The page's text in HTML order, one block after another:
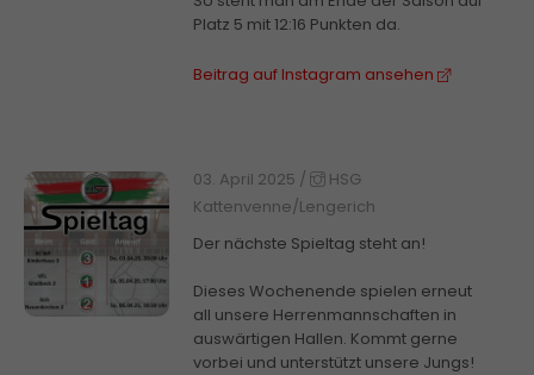
Platz 5 mit 12:16 Punkten da.
Beitrag auf Instagram ansehen
03. April 2025 /
HSG
Kattenvenne/Lengerich
Der nächste Spieltag steht an!
Dieses Wochenende spielen erneut
all unsere Herrenmannschaften in
auswärtigen Hallen. Kommt gerne
vorbei und unterstützt unsere Jungs!